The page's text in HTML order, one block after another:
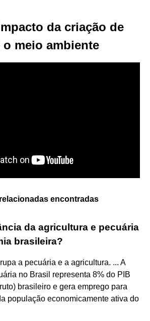
da criação de
meio ambiente
encontradas
da agricultura e pecuária
brasileira?
a pecuária e a agricultura. ... A
no Brasil representa 8% do PIB
brasileiro e gera emprego para
população economicamente ativa do